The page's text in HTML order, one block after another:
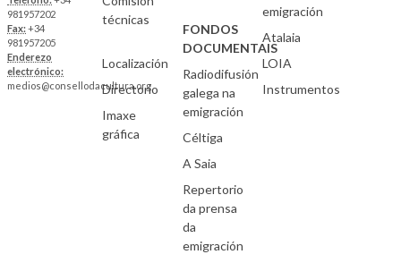
981957202
Fax:+34
981957205
Enderezo
electrónico:
medios@consellodacultura.org
técnicas
Localización
Directorio
Imaxe
gráfica
FONDOS
DOCUMENTAIS
Radiodifusión
galega na
emigración
Céltiga
A Saia
Repertorio
da prensa
da
emigración
emigración
Atalaia
LOIA
Instrumentos